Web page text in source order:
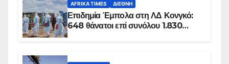
AFRIKA TIMES ΔΙΕΘΝΉ
Επιδημία Έμπολα στη ΛΔ Κονγκό:
648 θάνατοι επί συνόλου 1.830